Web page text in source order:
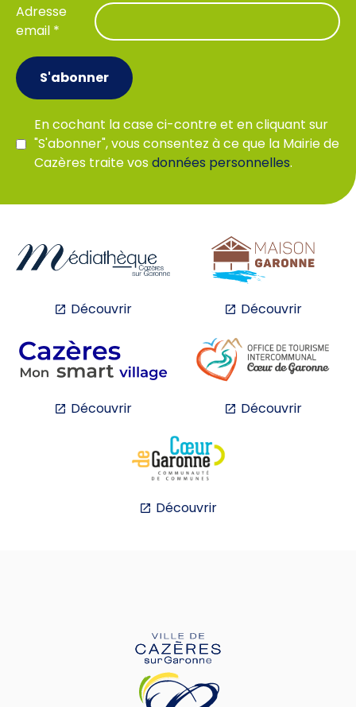
Adresse
email *
En cochant la case ci-contre et en cliquant sur
"S'abonner", vous consentez à ce que la Mairie de
Cazères traite vosdonnées personnelles.
S'abonner
Découvrir Découvrir
Découvrir Découvrir
Découvrir